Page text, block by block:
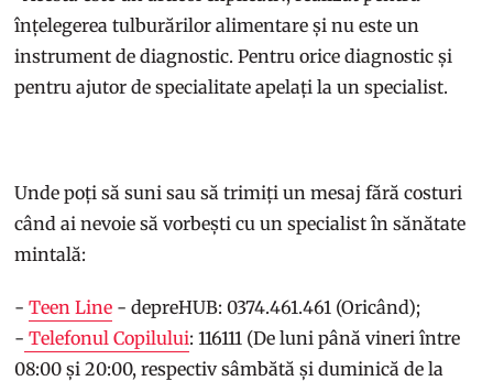
înțelegerea tulburărilor alimentare și nu este un
instrument de diagnostic. Pentru orice diagnostic și
pentru ajutor de specialitate apelați la un specialist.
Unde poți să suni sau să trimiți un mesaj fără costuri
când ai nevoie să vorbești cu un specialist în sănătate
mintală:
-Teen Line - depreHUB: 0374.461.461 (Oricând);
- Telefonul Copilului: 116111 (De luni până vineri între
08:00 și 20:00, respectiv sâmbătă și duminică de la